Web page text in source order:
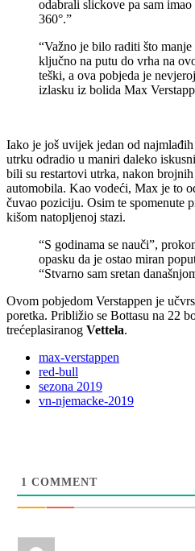
odabrali slickove pa sam
360°.”
“Važno je bilo raditi što
ključno na putu do vrha na
teški, a ova pobjeda je
izlasku iz bolida Max
Iako je još uvijek jedan od
utrku odradio u maniri daleko
bili su restartovi utrka, nakon
automobila. Kao vodeći, Max je to
čuvao poziciju. Osim te spomenute
kišom natopljenoj stazi.
“S godinama se nauči”,
opasku da je ostao miran
“Stvarno sam sretan
Ovom pobjedom Verstappen je
poretka. Približio se Bottasu na 22
trećeplasiranog Vettela.
max-verstappen
red-bull
sezona 2019
vn-njemacke-2019
1 COMMENT